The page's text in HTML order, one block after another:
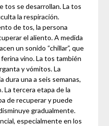
tos se desarrollan. La tos
la respiración.
de tos, la persona
el aliento. A medida
un sonido “chillar”, que
vino. La tos también
y vómitos. La
dura una a seis semanas,
La tercera etapa de la
de recuperar y puede
gradualmente.
especialmente en los